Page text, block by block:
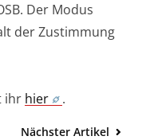
Der Modus
der Zustimmung
ihr hier .
Nächster Artikel